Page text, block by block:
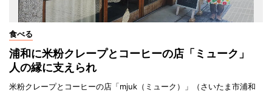
食べる
浦和に米粉クレープとコーヒーの店「ミューク」
人の縁に支えられ
米粉クレープとコーヒーの店「mjuk（ミューク）」（さいたま市浦和